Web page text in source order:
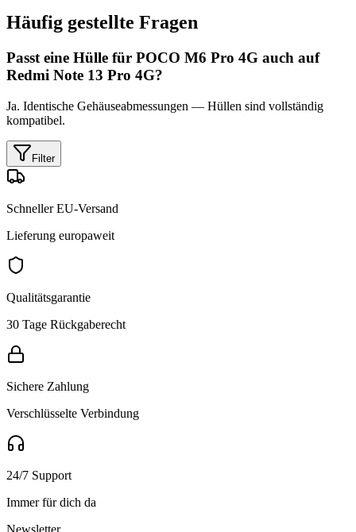
Häufig gestellte Fragen
Passt eine Hülle für POCO M6 Pro 4G auch auf
Redmi Note 13 Pro 4G?
Ja. Identische Gehäuseabmessungen — Hüllen sind vollständig
kompatibel.
Filter
Schneller EU-Versand
Lieferung europaweit
Qualitätsgarantie
30 Tage Rückgaberecht
Sichere Zahlung
Verschlüsselte Verbindung
24/7 Support
Immer für dich da
Newsletter